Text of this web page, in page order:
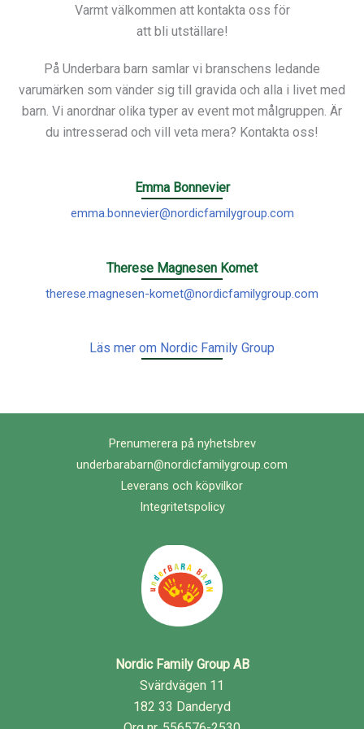
Varmt välkommen att kontakta oss för
att bli utställare!
På Underbara barn samlar vi branschens ledande
varumärken som vänder sig till gravida och alla i livet med
barn. Vi anordnar olika typer av event mot målgruppen. Är
du intresserad och vill veta mera? Kontakta oss!
Emma Bonnevier
emma.bonnevier@nordicfamilygroup.com
Therese Magnesen Komet
therese.magnesen-komet@nordicfamilygroup.com
Läs mer om Nordic Family Group
Prenumerera på nyhetsbrev
underbarabarn@nordicfamilygroup.com
Leverans och köpvilkor
Integritetspolicy
Nordic Family Group AB
Svärdvägen 11
182 33 Danderyd